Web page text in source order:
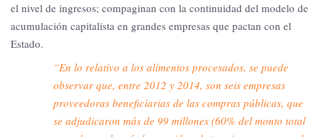
el nivel de ingresos; compaginan con la continuidad del modelo de
acumulación capitalista en grandes empresas que pactan con el
Estado.
“En lo relativo a los alimentos procesados, se puede
observar que, entre 2012 y 2014, son seis empresas
proveedoras beneficiarias de las compras públicas, que
se adjudicaron más de 99 millones (60% del monto total